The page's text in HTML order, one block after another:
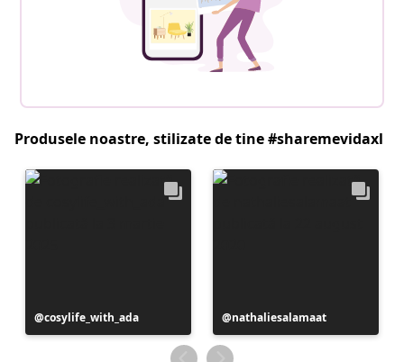
Produsele noastre, stilizate de tine #sharemevidaxl
Postare
publicată
cosylife_with_ada
Postare
publicată
de
nathaliesalamaat